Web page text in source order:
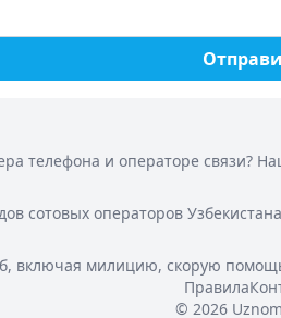
телефона и операторе связи?
сотовых операторов
включая милицию, скорую
Правила
© 2026